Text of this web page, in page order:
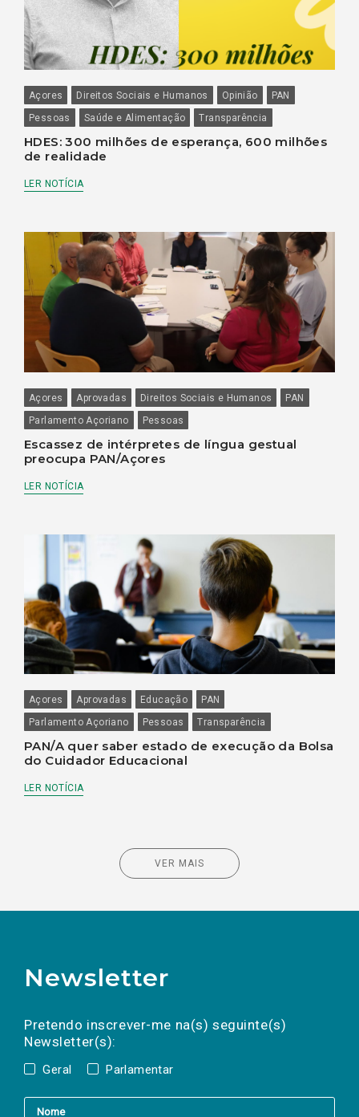
Açores Direitos Sociais e Humanos Opinião
PAN
Pessoas
Saúde e Alimentação Transparência
HDES: 300 milhões de esperança, 600 milhões
de realidade
LER NOTÍCIA
Açores Aprovadas Direitos Sociais e Humanos
PAN
Parlamento Açoriano
Pessoas
Escassez de intérpretes de língua gestual
preocupa PAN/Açores
LER NOTÍCIA
Açores Aprovadas Educação
PAN
Parlamento Açoriano
Pessoas Transparência
PAN/A quer saber estado de execução da Bolsa
do Cuidador Educacional
LER NOTÍCIA
VER MAIS
Newsletter
Pretendo inscrever-me na(s) seguinte(s)
Newsletter(s):
Geral Parlamentar
a(s) newsletter(s).
mail